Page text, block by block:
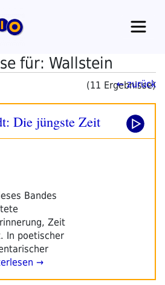
für: Wallstein
(11 Ergebnisse)
← zurück
Die jüngste Zeit
Bandes
Zeit
In poetischer
→